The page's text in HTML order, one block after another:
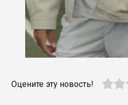
Оцените эту новость!